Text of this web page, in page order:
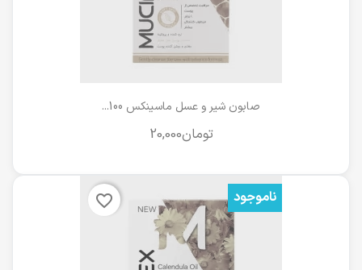
صابون شیر و عسل ماسینکس 100...
‎تومان20,000
ناموجود favorite_border